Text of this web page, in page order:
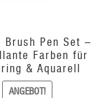
Brush Pen Set –
Farben für
& Aquarell
ANGEBOT!